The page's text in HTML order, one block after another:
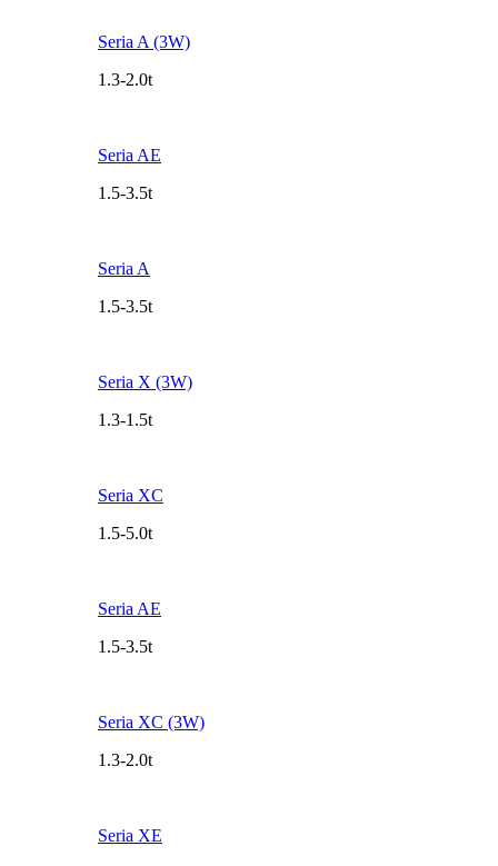
Seria A (3W)
1.3-2.0t
Seria AE
1.5-3.5t
Seria A
1.5-3.5t
Seria X (3W)
1.3-1.5t
Seria XC
1.5-5.0t
Seria AE
1.5-3.5t
Seria XC (3W)
1.3-2.0t
Seria XE